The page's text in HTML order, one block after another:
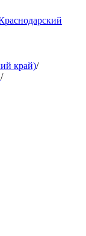
край)/
/